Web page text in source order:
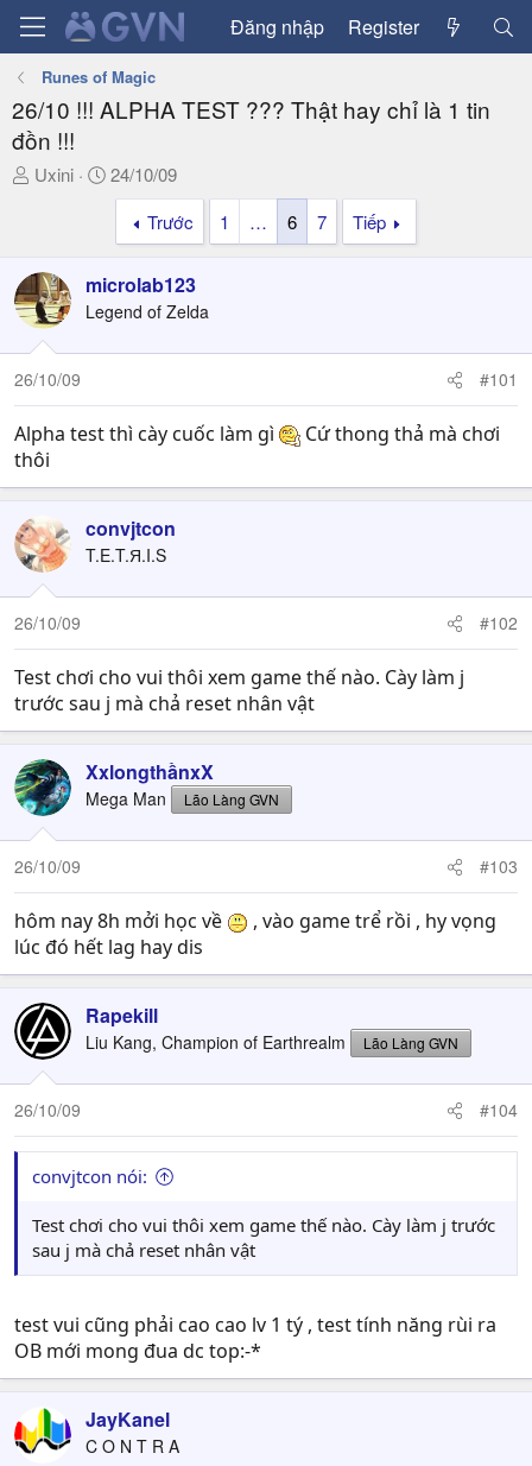
Đăng nhập Register
Runes of Magic
26/10 !!! ALPHA TEST ??? Thật hay chỉ là 1 tin
đồn !!!
T
a
d
s
t
a
e
r
Uxini
N
g
y
ử
i
24/10/09
Trước
1 … 6 7 Tiếp
microlab123
Legend of Zelda
26/10/09 #101
Alpha test thì cày cuốc làm gì
Cứ thong thả mà chơi
thôi
convjtcon
T.E.T.Я.I.S
26/10/09 #102
Test chơi cho vui thôi xem game thế nào. Cày làm j
trước sau j mà chả reset nhân vật
XxlongthầnxX
Mega Man Lão Làng GVN
26/10/09 #103
hôm nay 8h mởi học về
, vào game trể rồi , hy vọng
lúc đó hết lag hay dis
Rapekill
Liu Kang, Champion of Earthrealm Lão Làng GVN
26/10/09 #104
convjtcon nói:
Test chơi cho vui thôi xem game thế nào. Cày làm j trước
sau j mà chả reset nhân vật
test vui cũng phải cao cao lv 1 tý , test tính năng rùi ra
OB mới mong đua dc top:-*
JayKanel
C O N T R A